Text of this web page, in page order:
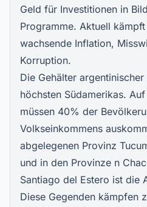
Geld für Investitionen in
Programme. Aktuell
wachsende Inflation,
Korruption.
Die Gehälter
höchsten Südamerikas.
müssen 40% der
Volkseinkommens
abgelegenen Provinz
und in den Provinze n
Santiago del Estero ist die
Diese Gegenden kämpfen